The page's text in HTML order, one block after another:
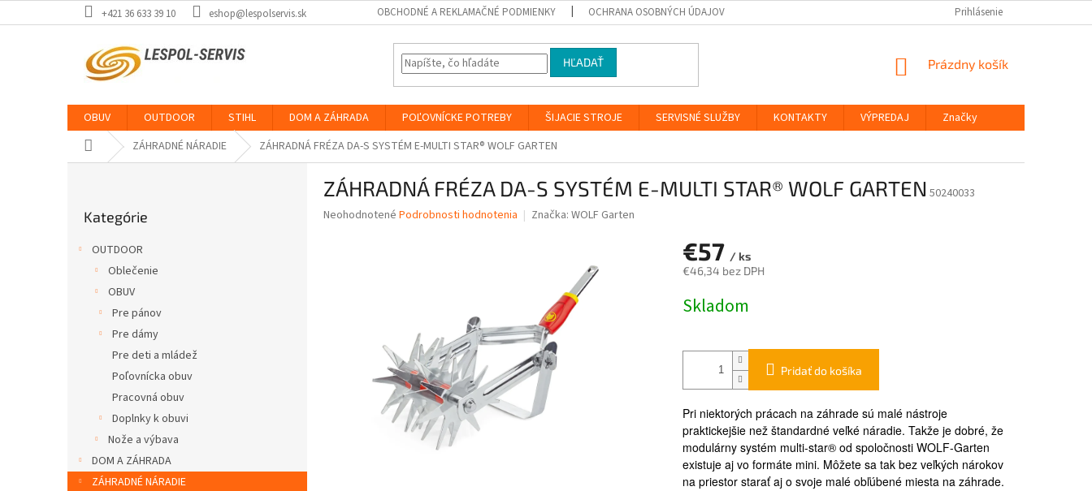
na
+421 36 633 39 10 eshop@lespolservis.sk OBCHODNÉ A REKLAMAČNÉ PODMIENKY OCHRANA OSOBNÝCH ÚDAJOV Prihlásenie
HĽADAŤ
NÁKUPNÝ
Prázdny košík
OBUV OUTDOOR STIHL DOM A ZÁHRADA POĽOVNÍCKE POTREBY ŠIJACIE STROJE SERVISNÉ SLUŽBY KONTAKTY VÝPREDAJ
Značky
Domov ZÁHRADNÉ NÁRADIE ZÁHRADNÁ FRÉZA DA-S SYSTÉM E-MULTI STAR® WOLF GARTEN
kategórie
Kategórie
OUTDOOR
Oblečenie
OBUV
Pre pánov
Pre dámy
Pre deti a mládež
Poľovnícka obuv
Pracovná obuv
Doplnky k obuvi
Nože a výbava
DOM A ZÁHRADA
ZÁHRADNÉ NÁRADIE
ZÁHRADNÁ FRÉZA DA-S SYSTÉM E-MULTI STAR® WOLF GARTEN 50240033
Priemerné
Neohodnotené Podrobnosti hodnotenia Značka: WOLF Garten
€57 / ks
€46,34 bez DPH
cena:
Skladom
Pridať do košíka
Pri niektorých prácach na záhrade sú malé nástroje
praktickejšie než štandardné veľké náradie. Takže je dobré, že
modulárny systém multi-star® od spoločnosti WOLF-Garten
existuje aj vo formáte mini. Môžete sa tak bez veľkých nárokov
na priestor starať aj o svoje malé obľúbené miesta na záhrade.